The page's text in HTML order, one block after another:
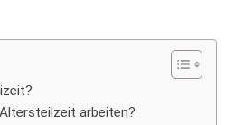
arbeiten?